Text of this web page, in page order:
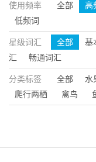
使用频率 全部 高
低频词
星级词汇 全部 基
汇
畅通词汇
分类标签 全部 水
爬行两栖
禽鸟